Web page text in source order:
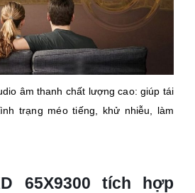
âm thanh chất lượng cao: giúp tái
trạng méo tiếng, khử nhiễu, làm
65X9300 tích hợp